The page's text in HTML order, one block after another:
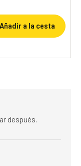
Añadir a la cesta
después.